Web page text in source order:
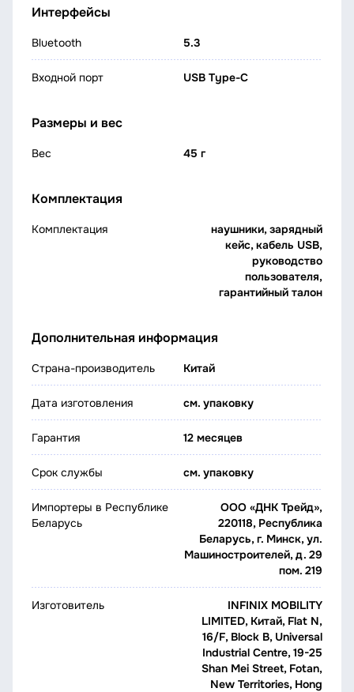
Интерфейсы
Bluetooth 5.3
Входной порт USB Type-C
Размеры и вес
Вес 45 г
Комплектация
Комплектация
наушники, зарядный
кейс, кабель USB,
руководство
пользователя,
гарантийный талон
Дополнительная информация
Страна-производитель Китай
Дата изготовления см. упаковку
Гарантия 12 месяцев
Срок службы см. упаковку
Импортеры в Республике
Беларусь
ООО «ДНК Трейд»,
220118, Республика
Беларусь, г. Минск, ул.
Машиностроителей, д. 29
пом. 219
Изготовитель
INFINIX MOBILITY
LIMITED, Китай, Flat N,
16/F, Block B, Universal
Industrial Centre, 19-25
Shan Mei Street, Fotan,
New Territories, Hong